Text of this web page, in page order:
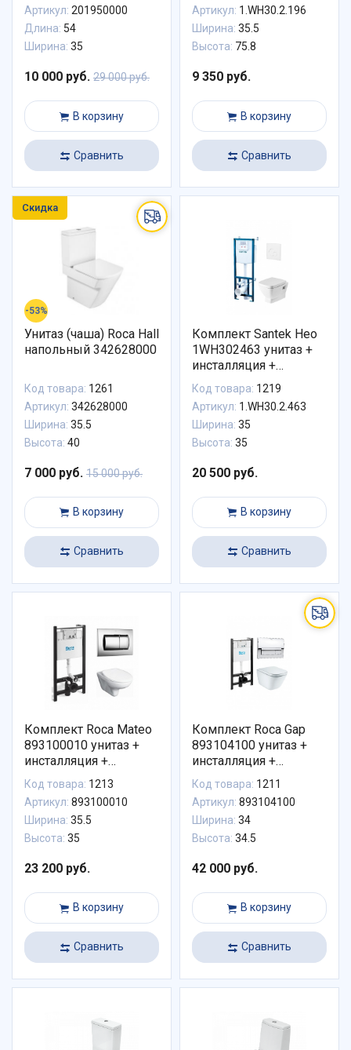
Артикул: 201950000
Длина: 54
Ширина: 35
10 000 руб. 29 000 руб.
В корзину
Сравнить
Артикул: 1.WH30.2.196
Ширина: 35.5
Высота: 75.8
9 350 руб.
В корзину
Сравнить
Скидка
-53%
Унитаз (чаша) Roca Hall
напольный 342628000
Код товара: 1261
Артикул: 342628000
Ширина: 35.5
Высота: 40
7 000 руб. 15 000 руб.
В корзину
Сравнить
Комплект Santek Нео
1WH302463 унитаз +
инсталляция +
сиденье + панель
белая
Код товара: 1219
Артикул: 1.WH30.2.463
Ширина: 35
Высота: 35
20 500 руб.
В корзину
Сравнить
Комплект Roca Mateo
893100010 унитаз +
инсталляция +
клавиша + сиденье
Код товара: 1213
Артикул: 893100010
Ширина: 35.5
Высота: 35
23 200 руб.
В корзину
Сравнить
Комплект Roca Gap
893104100 унитаз +
инсталляция +
клавиша + сиденье
Код товара: 1211
Артикул: 893104100
Ширина: 34
Высота: 34.5
42 000 руб.
В корзину
Сравнить